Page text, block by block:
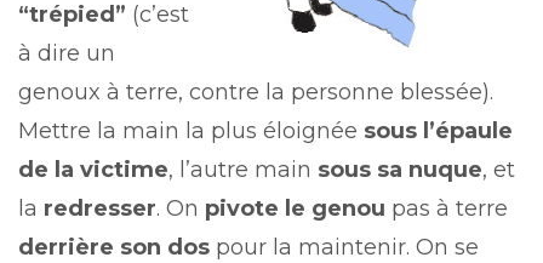
“trépied” (c’est
à dire un
genoux à terre, contre la personne blessée).
Mettre la main la plus éloignée sous l’épaule
de la victime, l’autre main sous sa nuque, et
la redresser. On pivote le genou pas à terre
derrière son dos pour la maintenir. On se